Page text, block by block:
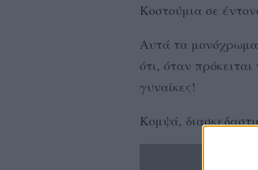
Κοστούμια σε
Αυτά τα μονόχρωμα
ότι, όταν
γυναίκες!
Κομψά,